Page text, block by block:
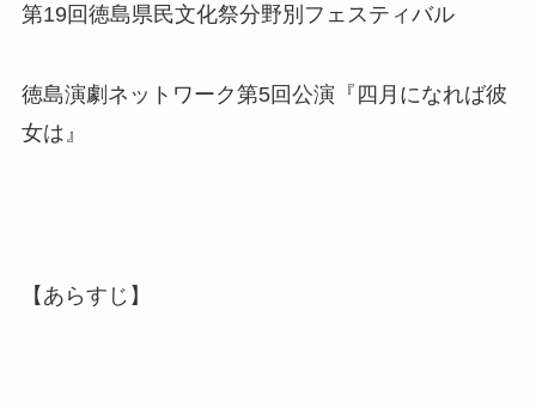
第19回徳島県民文化祭分野別フェスティバル
徳島演劇ネットワーク第5回公演『四月になれば彼
女は』
【あらすじ】